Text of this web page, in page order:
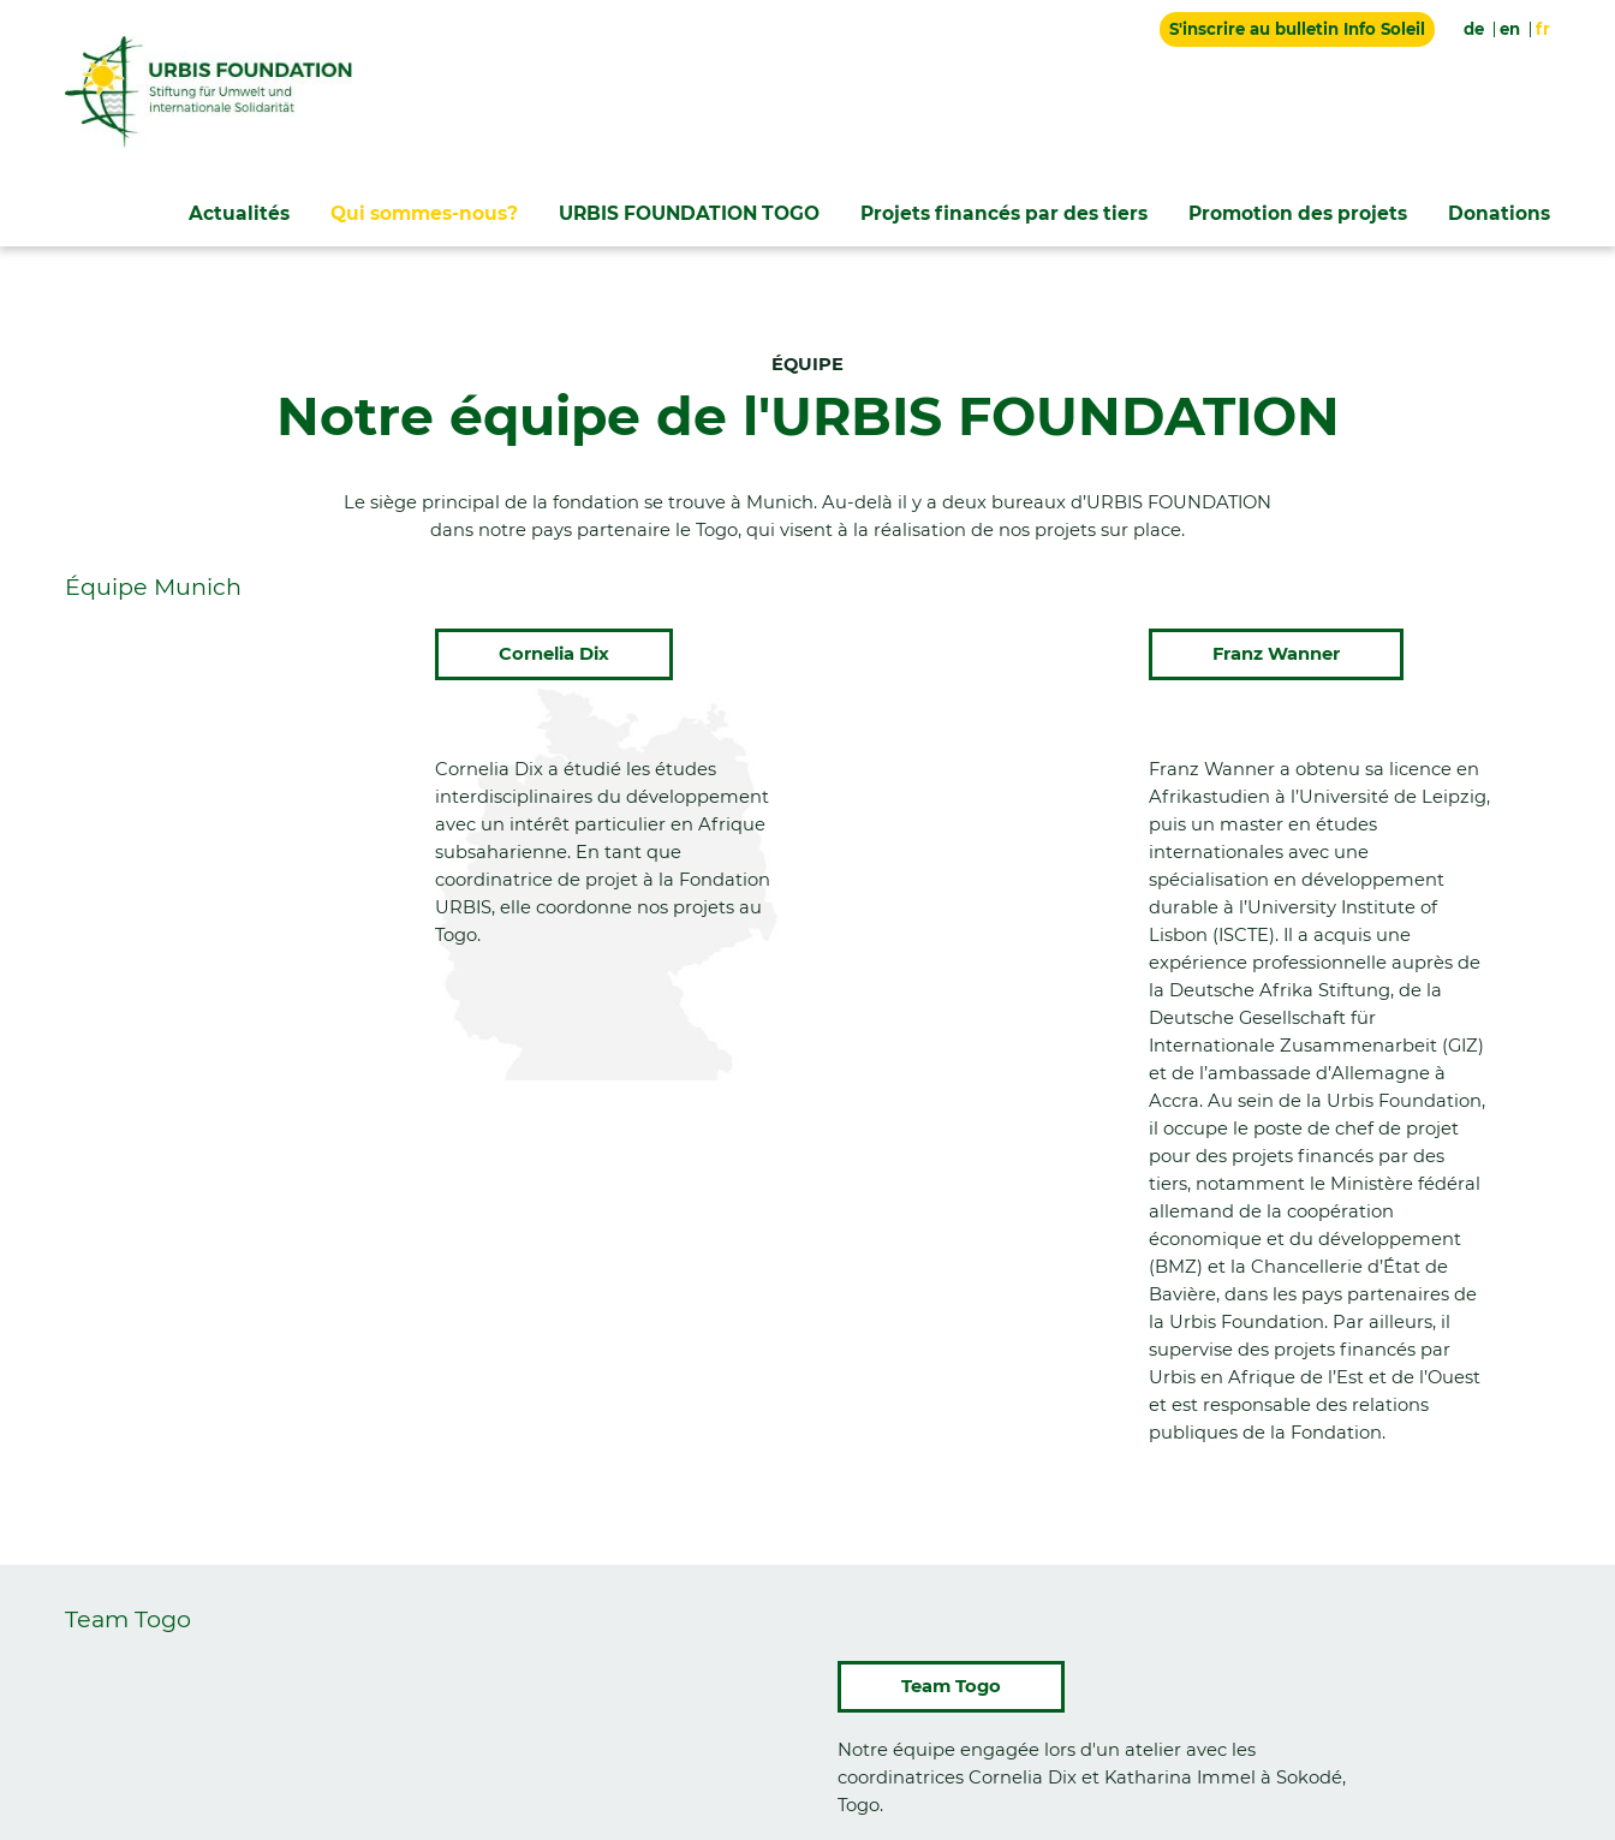
S'inscrire au bulletin Info Soleil de en fr
AllerActualités Qui sommes-nous? URBIS FOUNDATION TOGO Projets financés par des tiers Promotion des projets Donations
ÉQUIPE
Notre équipe de l'URBIS FOUNDATION
Le siège principal de la fondation se trouve à Munich. Au-delà il y a deux bureaux d’URBIS FOUNDATION
dans notre pays partenaire le Togo, qui visent à la réalisation de nos projets sur place.
Équipe Munich
Cornelia Dix
Cornelia Dix a étudié les études
interdisciplinaires du développement
avec un intérêt particulier en Afrique
subsaharienne. En tant que
coordinatrice de projet à la Fondation
URBIS, elle coordonne nos projets au
Togo.
Franz Wanner
Franz Wanner a obtenu sa licence en
Afrikastudien à l’Université de Leipzig,
puis un master en études
internationales avec une
spécialisation en développement
durable à l’University Institute of
Lisbon (ISCTE). Il a acquis une
expérience professionnelle auprès de
la Deutsche Afrika Stiftung, de la
Deutsche Gesellschaft für
Internationale Zusammenarbeit (GIZ)
et de l’ambassade d’Allemagne à
Accra. Au sein de la Urbis Foundation,
il occupe le poste de chef de projet
pour des projets financés par des
tiers, notamment le Ministère fédéral
allemand de la coopération
économique et du développement
(BMZ) et la Chancellerie d’État de
Bavière, dans les pays partenaires de
la Urbis Foundation. Par ailleurs, il
supervise des projets financés par
Urbis en Afrique de l’Est et de l’Ouest
et est responsable des relations
publiques de la Fondation.
Team Togo
Team Togo
Notre équipe engagée lors d'un atelier avec les
coordinatrices Cornelia Dix et Katharina Immel à Sokodé,
Togo.